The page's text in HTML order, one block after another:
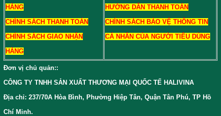
HÀNG
CHÍNH SÁCH THANH TOÁN
CHÍNH SÁCH GIAO NHẬN
HÀNG
HƯỚNG DẪN THANH TOÁN
CHÍNH SÁCH BẢO VỆ THÔNG TIN
CÁ NHÂN CỦA NGƯỜI TIÊU DÙNG
Đơn vị chủ quản::
CÔNG TY TNHH SẢN XUẤT THƯƠNG MẠI QUỐC TẾ HALIVINA
Địa chỉ: 237/70A Hòa Bình, Phường Hiệp Tân, Quận Tân Phú, TP Hồ
Chí Minh.